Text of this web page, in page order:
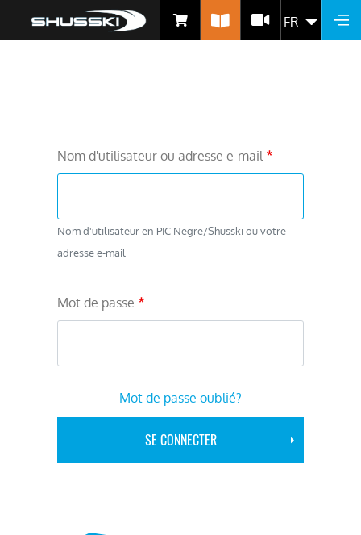
contenu
FR
Nom d'utilisateur ou adresse e-mail
Nom d'utilisateur en PIC Negre/Shusski ou votre
adresse e-mail
Mot de passe
Mot de passe oublié?